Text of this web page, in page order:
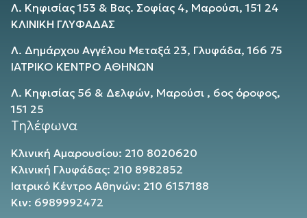
Λ. Κηφισίας 153 & Βας. Σοφίας 4, Μαρούσι, 151 24
ΚΛΙΝΙΚΗ ΓΛΥΦΑΔΑΣ
Λ. Δημάρχου Αγγέλου Μεταξά 23, Γλυφάδα, 166 75
ΙΑΤΡΙΚΟ ΚΕΝΤΡΟ ΑΘΗΝΩΝ
Λ. Κηφισίας 56 & Δελφών, Μαρούσι , 6ος όροφος,
151 25
Τηλέφωνα
Κλινική Αμαρουσίου: 210 8020620
Κλινική Γλυφάδας: 210 8982852
Ιατρικό Κέντρο Αθηνών: 210 6157188
Κιν: 6989992472